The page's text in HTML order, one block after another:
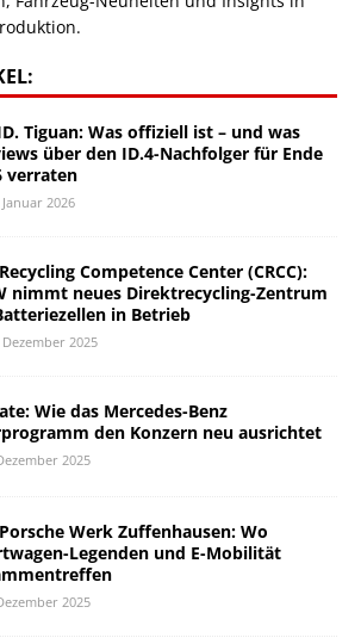
Tiguan: Was offiziell ist – und was
über den ID.4-Nachfolger für Ende
verraten
2026
Competence Center (CRCC):
nimmt neues Direktrecycling-Zentrum
in Betrieb
Dezember 2025
Wie das Mercedes-Benz
den Konzern neu ausrichtet
2025
Werk Zuffenhausen: Wo
Legenden und E-Mobilität
2025